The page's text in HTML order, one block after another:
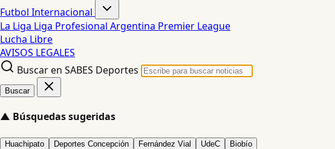
Futbol Internacional
La Liga Liga Profesional Argentina Premier League
Lucha Libre
AVISOS LEGALES
Buscar en SABES Deportes
Buscar
▲ Búsquedas sugeridas
Huachipato Deportes Concepción Fernández Vial UdeC Biobío